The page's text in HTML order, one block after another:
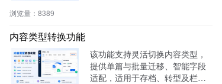
浏览量： 8389
内容类型转换功能
该功能支持灵活切换内容类型，
提供单篇与批量迁移、智能字段
适配，适用于存档、转型及栏目